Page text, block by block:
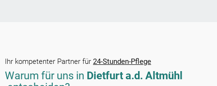
Ihr kompetenter Partner für 24-Stunden-Pflege
Warum für uns in Dietfurt a.d. Altmühl